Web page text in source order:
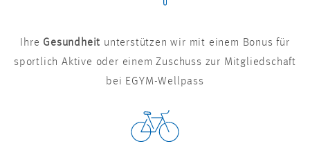
Ihre Gesundheit unterstützen wir mit einem Bonus für
sportlich Aktive oder einem Zuschuss zur Mitgliedschaft
bei EGYM-Wellpass